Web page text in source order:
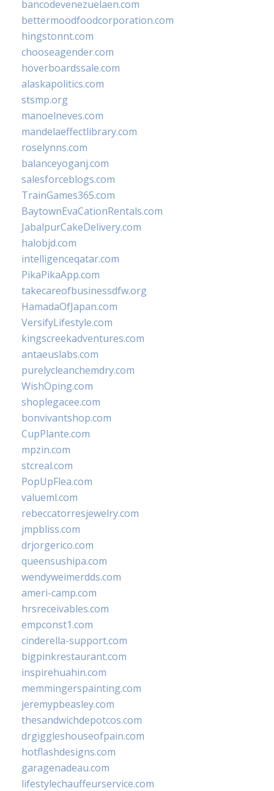
bancodevenezuelaen.com
bettermoodfoodcorporation.com
hingstonnt.com
chooseagender.com
hoverboardssale.com
alaskapolitics.com
stsmp.org
manoelneves.com
mandelaeffectlibrary.com
roselynns.com
balanceyoganj.com
salesforceblogs.com
TrainGames365.com
BaytownEvaCationRentals.com
JabalpurCakeDelivery.com
halobjd.com
intelligenceqatar.com
PikaPikaApp.com
takecareofbusinessdfw.org
HamadaOfJapan.com
VersifyLifestyle.com
kingscreekadventures.com
antaeuslabs.com
purelycleanchemdry.com
WishOping.com
shoplegacee.com
bonvivantshop.com
CupPlante.com
mpzin.com
stcreal.com
PopUpFlea.com
valueml.com
rebeccatorresjewelry.com
jmpbliss.com
drjorgerico.com
queensushipa.com
wendyweimerdds.com
ameri-camp.com
hrsreceivables.com
empconst1.com
cinderella-support.com
bigpinkrestaurant.com
inspirehuahin.com
memmingerspainting.com
jeremypbeasley.com
thesandwichdepotcos.com
drgiggleshouseofpain.com
hotflashdesigns.com
garagenadeau.com
lifestylechauffeurservice.com